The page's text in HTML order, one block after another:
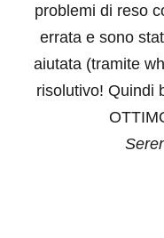
problemi di reso
errata e sono
aiutata (tramite
risolutivo! Quindi